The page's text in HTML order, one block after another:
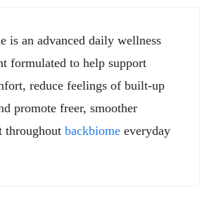
is an advanced daily wellness
formulated to help support
reduce feelings of built-up
promote freer, smoother
throughout backbiome everyday